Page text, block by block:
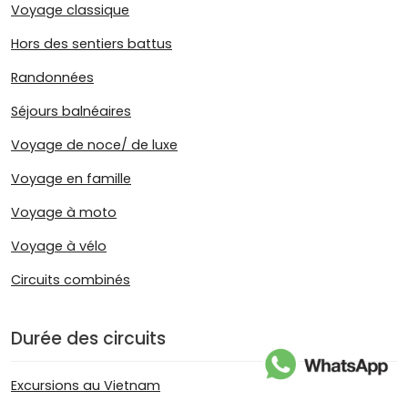
Voyage classique
Hors des sentiers battus
Randonnées
Séjours balnéaires
Voyage de noce/ de luxe
Voyage en famille
Voyage à moto
Voyage à vélo
Circuits combinés
Durée des circuits
Excursions au Vietnam